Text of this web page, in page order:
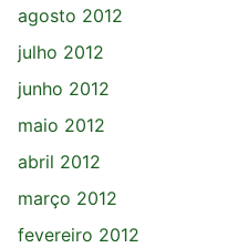
agosto 2012
julho 2012
junho 2012
maio 2012
abril 2012
março 2012
fevereiro 2012